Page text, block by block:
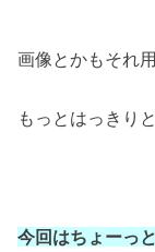
画像とかもそれ
もっとはっきり
今回はちょーっ